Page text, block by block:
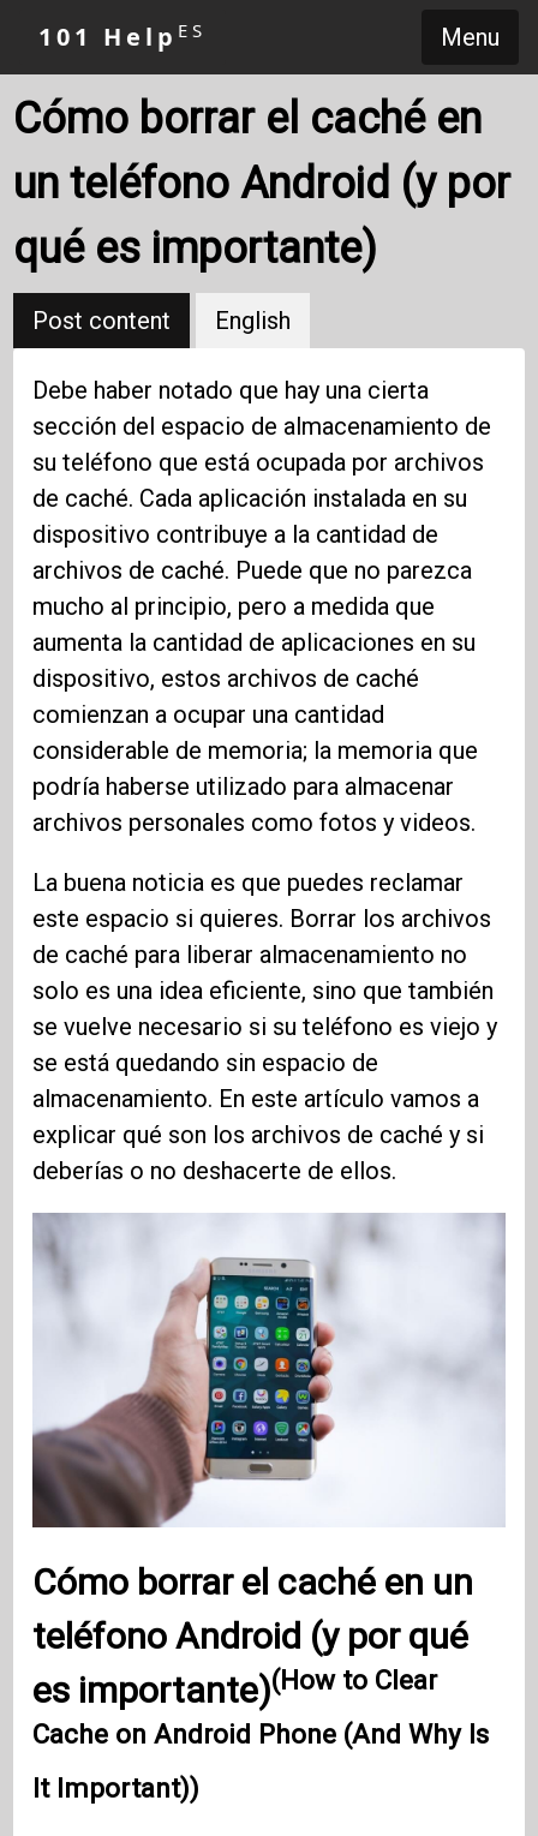
Menu
101 Help ES
Cómo borrar el caché en
un teléfono Android (y por
qué es importante)
Post content English
Debe haber notado que hay una cierta
sección del espacio de almacenamiento de
su teléfono que está ocupada por archivos
de caché. Cada aplicación instalada en su
dispositivo contribuye a la cantidad de
archivos de caché. Puede que no parezca
mucho al principio, pero a medida que
aumenta la cantidad de aplicaciones en su
dispositivo, estos archivos de caché
comienzan a ocupar una cantidad
considerable de memoria; la memoria que
podría haberse utilizado para almacenar
archivos personales como fotos y videos.
La buena noticia es que puedes reclamar
este espacio si quieres. Borrar los archivos
de caché para liberar almacenamiento no
solo es una idea eficiente, sino que también
se vuelve necesario si su teléfono es viejo y
se está quedando sin espacio de
almacenamiento. En este artículo vamos a
explicar qué son los archivos de caché y si
deberías o no deshacerte de ellos.
Cómo borrar el caché en un
teléfono Android (y por qué
es importante)(How to Clear
Cache on Android Phone (And Why Is
It Important))